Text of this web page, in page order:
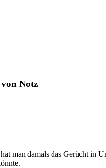
Notz
man damals das Gerücht in